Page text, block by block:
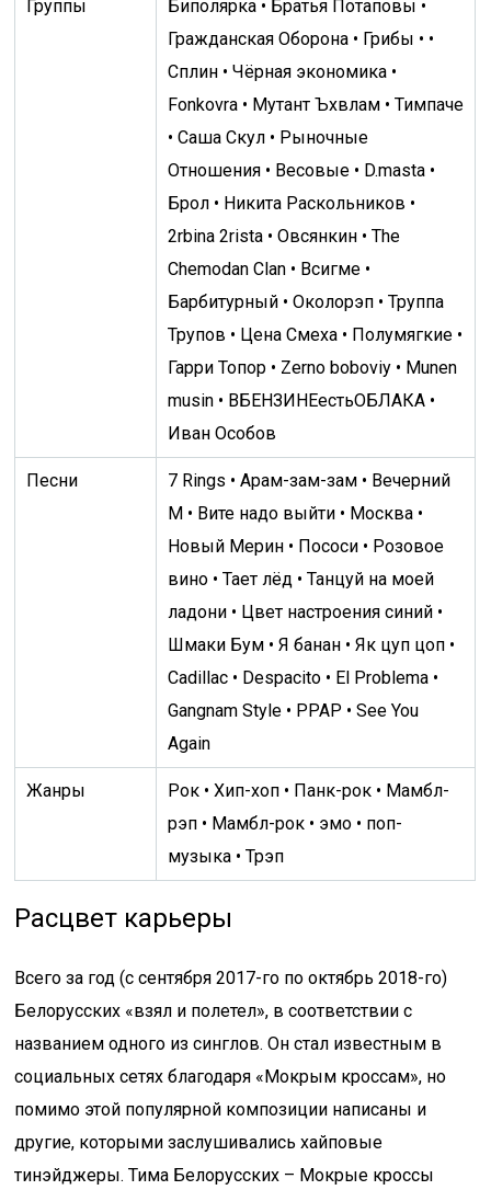
Группы
Биполярка • Братья Потаповы •
Гражданская Оборона • Грибы • •
Сплин • Чёрная экономика •
Fonkovra • Мутант Ъхвлам • Тимпаче
• Саша Скул • Рыночные
Отношения • Весовые • D.masta •
Брол • Никита Раскольников •
2rbina 2rista • Овсянкин • The
Chemodan Clan • Всигме •
Барбитурный • Околорэп • Труппа
Трупов • Цена Смеха • Полумягкие •
Гарри Топор • Zerno boboviy • Munen
musin • ВБЕНЗИНЕестьОБЛАКА •
Иван Особов
Песни
7 Rings • Арам-зам-зам • Вечерний
М • Вите надо выйти • Москва •
Новый Мерин • Пососи • Розовое
вино • Тает лёд • Танцуй на моей
ладони • Цвет настроения синий •
Шмаки Бум • Я банан • Як цуп цоп •
Cadillac • Despacito • El Problema •
Gangnam Style • PPAP • See You
Again
Жанры
Рок • Хип-хоп • Панк-рок • Мамбл-
рэп • Мамбл-рок • эмо • поп-
музыка • Трэп
Расцвет карьеры
Всего за год (с сентября 2017-го по октябрь 2018-го)
Белорусских «взял и полетел», в соответствии с
названием одного из синглов. Он стал известным в
социальных сетях благодаря «Мокрым кроссам», но
помимо этой популярной композиции написаны и
другие, которыми заслушивались хайповые
тинэйджеры. Тима Белорусских – Мокрые кроссы